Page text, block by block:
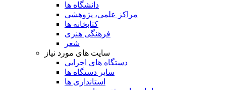
دانشگاه ها
مراکز علمی، پژوهشی
کتابخانه ها
فرهنگی هنری
شعر
سایت های مورد نیاز
دستگاه های اجرایی
سایر دستگاه ها
استانداری ها